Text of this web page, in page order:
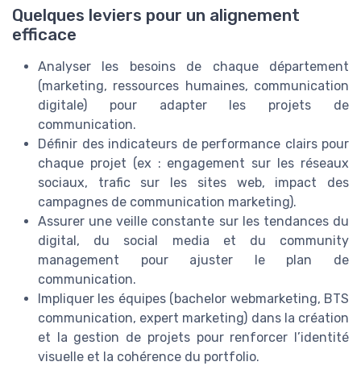
Quelques leviers pour un alignement
efficace
Analyser les besoins de chaque département
(marketing, ressources humaines, communication
digitale) pour adapter les projets de
communication.
Définir des indicateurs de performance clairs pour
chaque projet (ex : engagement sur les réseaux
sociaux, trafic sur les sites web, impact des
campagnes de communication marketing).
Assurer une veille constante sur les tendances du
digital, du social media et du community
management pour ajuster le plan de
communication.
Impliquer les équipes (bachelor webmarketing, BTS
communication, expert marketing) dans la création
et la gestion de projets pour renforcer l’identité
visuelle et la cohérence du portfolio.